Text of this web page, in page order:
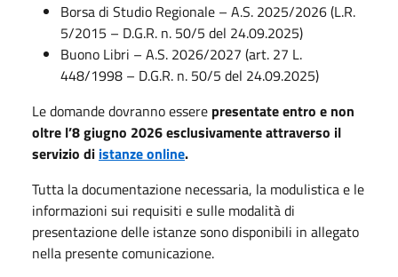
Borsa di Studio Regionale – A.S. 2025/2026 (L.R.
5/2015 – D.G.R. n. 50/5 del 24.09.2025)
Buono Libri – A.S. 2026/2027 (art. 27 L.
448/1998 – D.G.R. n. 50/5 del 24.09.2025)
Le domande dovranno essere presentate entro e non
oltre l’8 giugno 2026 esclusivamente attraverso il
servizio di istanze online.
Tutta la documentazione necessaria, la modulistica e le
informazioni sui requisiti e sulle modalità di
presentazione delle istanze sono disponibili in allegato
nella presente comunicazione.